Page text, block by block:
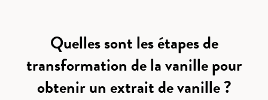
Quelles sont les étapes de
transformation de la vanille pour
obtenir un extrait de vanille ?